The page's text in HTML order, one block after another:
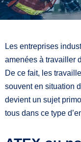
Les entreprises
amenées à travailler
De ce fait, les
souvent en situation
devient un sujet
tous dans ce type